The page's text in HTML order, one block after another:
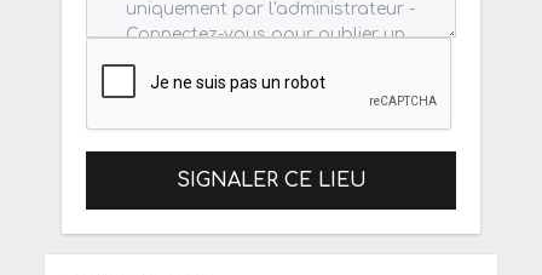
SIGNALER CE LIEU